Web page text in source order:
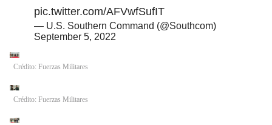
pic.twitter.com/AFVwfSufIT
— U.S. Southern Command (@Southcom)
September 5, 2022
Crédito: Fuerzas Militares
Crédito: Fuerzas Militares